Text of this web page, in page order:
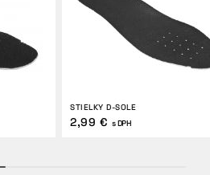
STIELKY D-SOLE
2,99 € s DPH